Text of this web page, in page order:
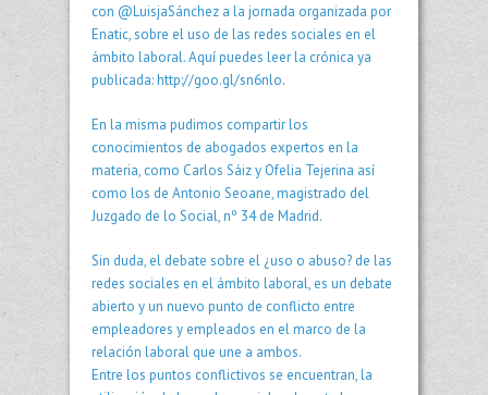
con @LuisjaSánchez a la jornada organizada por
Enatic, sobre el uso de las redes sociales en el
ámbito laboral. Aquí puedes leer la crónica ya
publicada:http://goo.gl/sn6nlo.
En la misma pudimos compartir los
conocimientos de abogados expertos en la
materia, como Carlos Sáiz y Ofelia Tejerina así
como los de Antonio Seoane, magistrado del
Juzgado de lo Social, nº 34 de Madrid.
Sin duda, el debate sobre el ¿uso o abuso? de las
redes sociales en el ámbito laboral, es un debate
abierto y un nuevo punto de conflicto entre
empleadores y empleados en el marco de la
relación laboral que une a ambos.
Entre los puntos conflictivos se encuentran, la